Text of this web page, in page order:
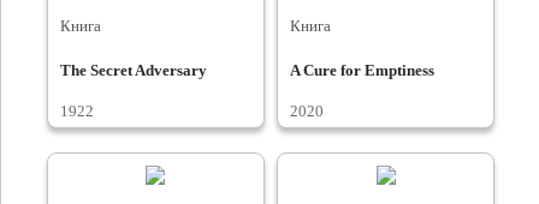
Книга
The Secret Adversary
1922
Книга
A Cure for Emptiness
2020